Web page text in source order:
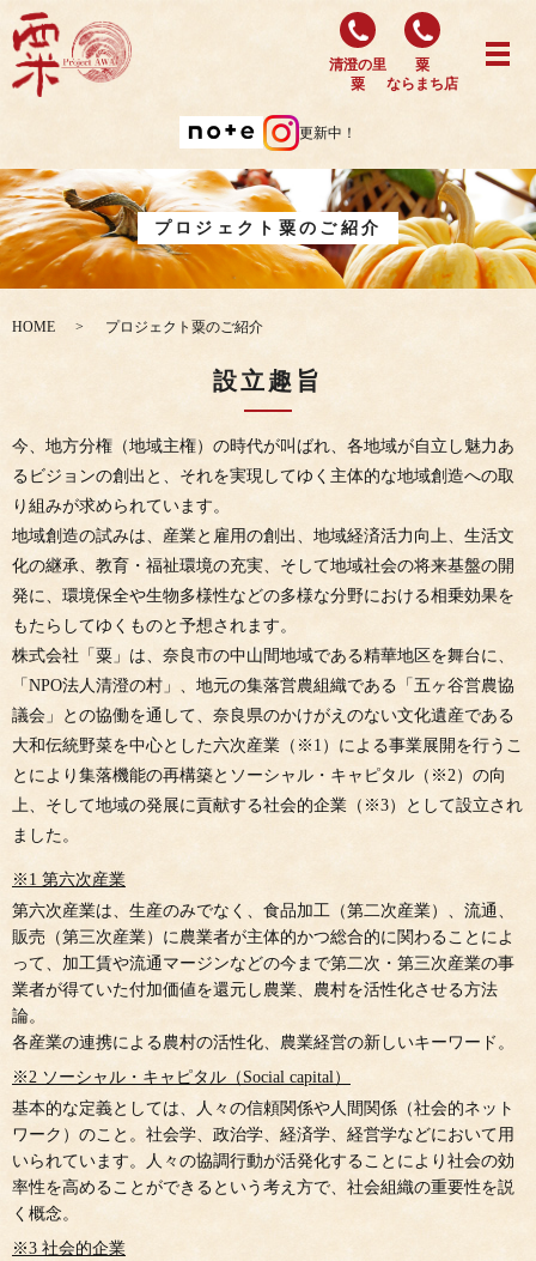
更新中！
清澄の里
粟
粟
ならまち店
プロジェクト粟のご紹介
HOME プロジェクト粟のご紹介
設立趣旨
今、地方分権（地域主権）の時代が叫ばれ、各地域が自立し魅力あ
るビジョンの創出と、それを実現してゆく主体的な地域創造への取
り組みが求められています。
地域創造の試みは、産業と雇用の創出、地域経済活力向上、生活文
化の継承、教育・福祉環境の充実、そして地域社会の将来基盤の開
発に、環境保全や生物多様性などの多様な分野における相乗効果を
もたらしてゆくものと予想されます。
株式会社「粟」は、奈良市の中山間地域である精華地区を舞台に、
「NPO法人清澄の村」、地元の集落営農組織である「五ヶ谷営農協
議会」との協働を通して、奈良県のかけがえのない文化遺産である
大和伝統野菜を中心とした六次産業（※1）による事業展開を行うこ
とにより集落機能の再構築とソーシャル・キャピタル（※2）の向
上、そして地域の発展に貢献する社会的企業（※3）として設立され
ました。
※1 第六次産業
第六次産業は、生産のみでなく、食品加工（第二次産業）、流通、
販売（第三次産業）に農業者が主体的かつ総合的に関わることによ
って、加工賃や流通マージンなどの今まで第二次・第三次産業の事
業者が得ていた付加価値を還元し農業、農村を活性化させる方法
論。
各産業の連携による農村の活性化、農業経営の新しいキーワード。
※2 ソーシャル・キャピタル（Social capital）
基本的な定義としては、人々の信頼関係や人間関係（社会的ネット
ワーク）のこと。社会学、政治学、経済学、経営学などにおいて用
いられています。人々の協調行動が活発化することにより社会の効
率性を高めることができるという考え方で、社会組織の重要性を説
く概念。
※3 社会的企業